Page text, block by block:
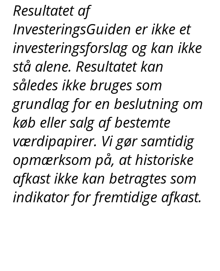
Resultatet af
InvesteringsGuiden er ikke et
investeringsforslag og kan ikke
stå alene. Resultatet kan
således ikke bruges som
grundlag for en beslutning om
køb eller salg af bestemte
værdipapirer. Vi gør samtidig
opmærksom på, at historiske
afkast ikke kan betragtes som
indikator for fremtidige afkast.